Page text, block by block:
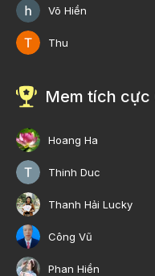
Võ Hiền
Thu
Mem tích cực
Hoang Ha
Thinh Duc
Thanh Hải Lucky
Công Vũ
Phan Hiền